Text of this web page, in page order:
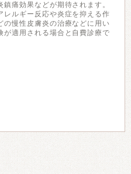
痛効果などが期待されます。
ルギー反応や炎症を抑える作
の慢性皮膚炎の治療などに用い
が適用される場合と自費診療で